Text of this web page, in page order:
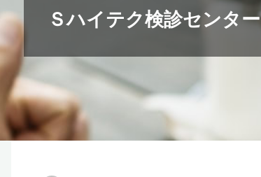
ッ
Ｓハイテク検診センター